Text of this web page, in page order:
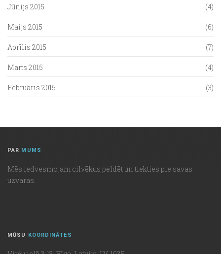
Jūnijs 2015 (4)
Maijs 2015 (6)
Aprīlis 2015 (7)
Marts 2015 (4)
Februāris 2015 (3)
PAR MUMS
Mēs iedvesmojam cilvēkus peldēt un tiekties pie savas
uzvaras.
MŪSU KOORDINĀTES